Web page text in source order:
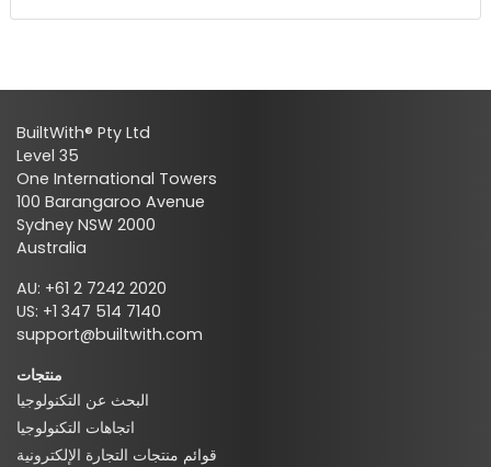
BuiltWith® Pty Ltd
Level 35
One International Towers
100 Barangaroo Avenue
Sydney NSW 2000
Australia
AU: +61 2 7242 2020
US: +1 347 514 7140
support@builtwith.com
منتجات
البحث عن التكنولوجيا
اتجاهات التكنولوجيا
قوائم منتجات التجارة الإلكترونية